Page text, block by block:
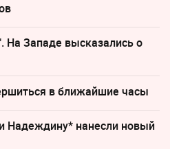
На Западе высказались о
в ближайшие часы
Надеждину* нанесли новый